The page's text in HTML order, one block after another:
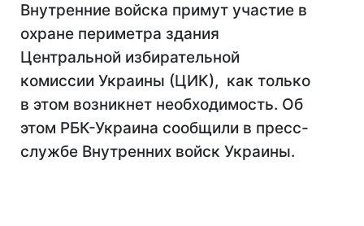
Внутренние войска примут участие в
охране периметра здания
Центральной избирательной
комиссии Украины (ЦИК), как только
в этом возникнет необходимость. Об
этом РБК-Украина сообщили в пресс-
службе Внутренних войск Украины.